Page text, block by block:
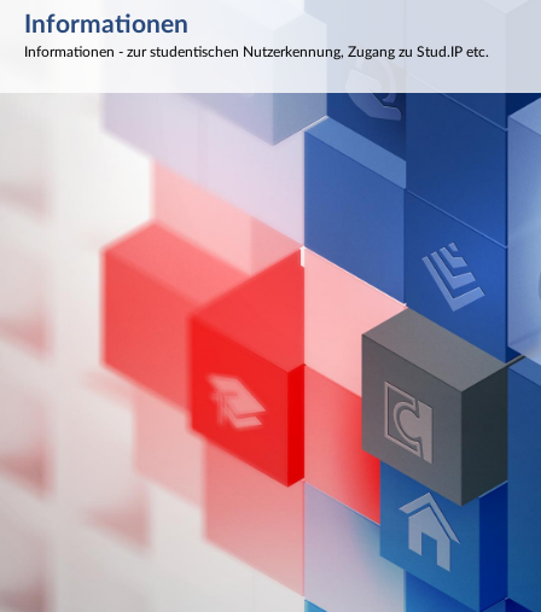
Informationen
Informationen - zur studentischen Nutzerkennung, Zugang zu Stud.IP etc.